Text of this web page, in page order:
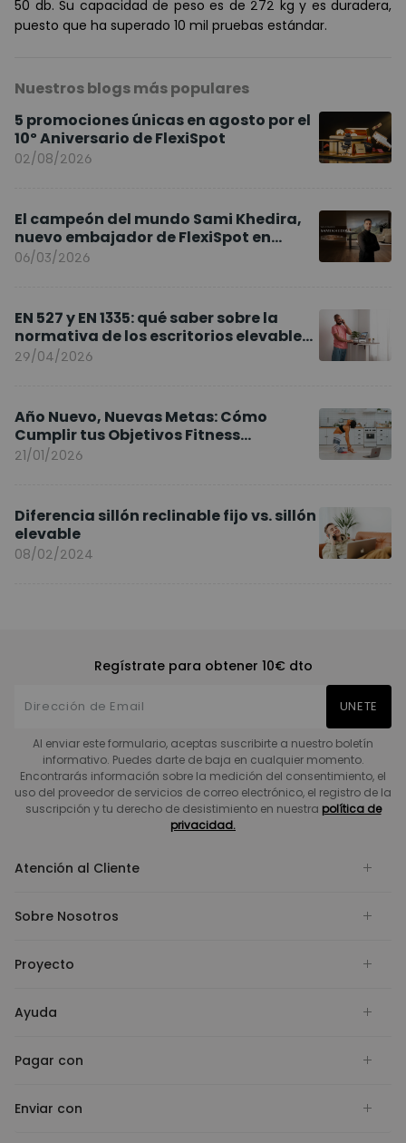
50 db. Su capacidad de peso es de 272 kg y es duradera,
puesto que ha superado 10 mil pruebas estándar.
Nuestros blogs más populares
5 promociones únicas en agosto por el
10º Aniversario de FlexiSpot
02/08/2026
El campeón del mundo Sami Khedira,
nuevo embajador de FlexiSpot en
Europa
06/03/2026
EN 527 y EN 1335: qué saber sobre la
normativa de los escritorios elevables
y sillas ergonómicas
29/04/2026
Año Nuevo, Nuevas Metas: Cómo
Cumplir tus Objetivos Fitness
Entrenando en Casa
21/01/2026
Diferencia sillón reclinable fijo vs. sillón
elevable
08/02/2024
Regístrate para obtener 10€ dto
UNETE
Al enviar este formulario, aceptas suscribirte a nuestro boletín
informativo. Puedes darte de baja en cualquier momento.
Encontrarás información sobre la medición del consentimiento, el
uso del proveedor de servicios de correo electrónico, el registro de la
suscripción y tu derecho de desistimiento en nuestra política de
privacidad.
Atención al Cliente
Sobre Nosotros
Proyecto
Ayuda
Pagar con
Enviar con